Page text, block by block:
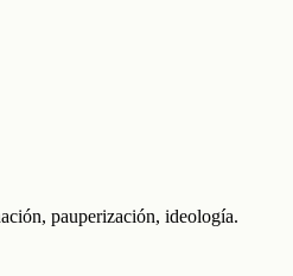
pauperización, ideología.